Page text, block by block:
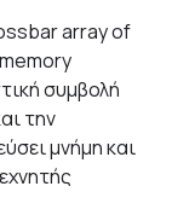
array of
συμβολή
την
μνήμη και